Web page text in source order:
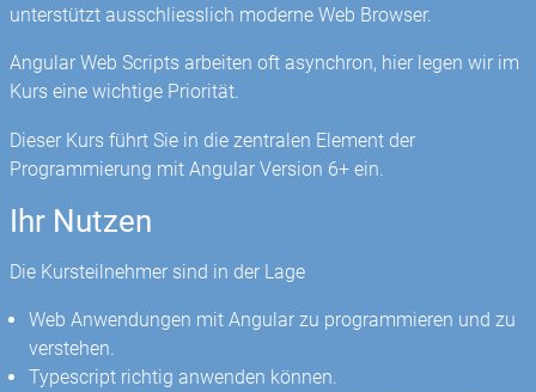
unterstützt ausschliesslich moderne Web Browser.
Angular Web Scripts arbeiten oft asynchron, hier legen wir im
Kurs eine wichtige Priorität.
Dieser Kurs führt Sie in die zentralen Element der
Programmierung mit Angular Version 6+ ein.
Ihr Nutzen
Die Kursteilnehmer sind in der Lage
Web Anwendungen mit Angular zu programmieren und zu
verstehen.
Typescript richtig anwenden können.